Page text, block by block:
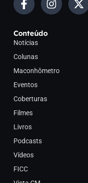
Conteúdo
Notícias
Colunas
Maconhômetro
Eventos
Coberturas
Filmes
Livros
Podcasts
Vídeos
FICC